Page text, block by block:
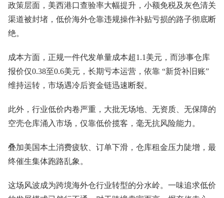
政策层面，美西港口查验率大幅提升，小额免税及灰色清关
渠道被封堵，低价海外仓靠违规操作补贴亏损的路子彻底断
绝。
成本方面，正规一件代发单量成本超1.1美元，而涉事仓库
报价仅0.38至0.6美元，长期亏本运营，依靠 “新货补旧账”
维持运转，市场遇冷后资金链迅速断裂。
此外，行业低价内卷严重，大批无场地、无资质、无保障的
空壳仓库涌入市场，仅靠低价揽客，毫无抗风险能力。
叠加美国本土消费疲软、订单下滑，仓库租金压力陡增，最
终催生集体跑路乱象。
这场风波成为跨境海外仓行业转型的分水岭。一味追求低价